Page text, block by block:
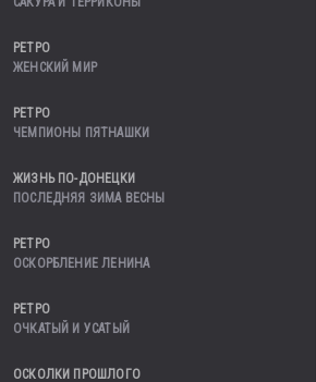
РЕТРО
ЖЕНСКИЙ МИР
РЕТРО
ЧЕМПИОНЫ ПЯТНАШКИ
ЖИЗНЬ ПО-ДОНЕЦКИ
ПОСЛЕДНЯЯ ЗИМА ВЕСНЫ
РЕТРО
ОСКОРБЛЕНИЕ ЛЕНИНА
РЕТРО
ОЧКАТЫЙ И УСАТЫЙ
ОСКОЛКИ ПРОШЛОГО